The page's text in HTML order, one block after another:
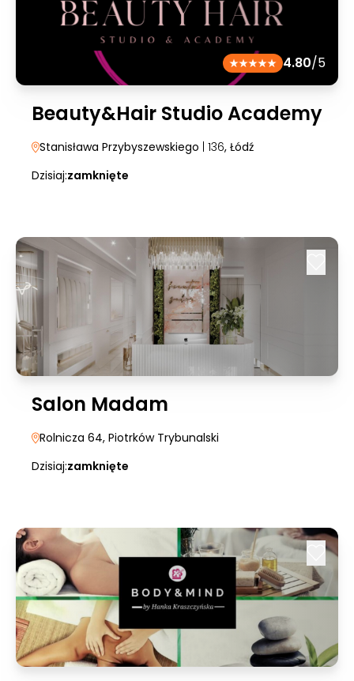
4.80/5
Beauty&Hair Studio Academy
Stanisława Przybyszewskiego | 136, Łódź
Dzisiaj:zamknięte
Salon Madam
Rolnicza 64, Piotrków Trybunalski
Dzisiaj:zamknięte